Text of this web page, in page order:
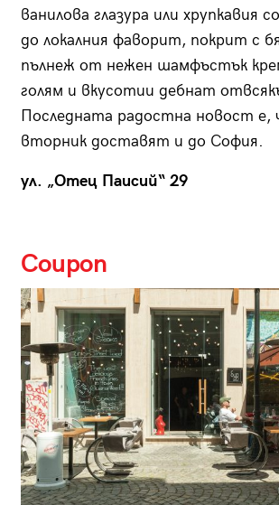
ванилова глазура или хрупкавия
до локалния фаворит, покрит с
пълнеж от нежен шамфъстък
голям и вкусотии дебнат
Последната радостна новост е,
вторник доставят и до София.
ул. „Отец Паисий“ 29
Coupon